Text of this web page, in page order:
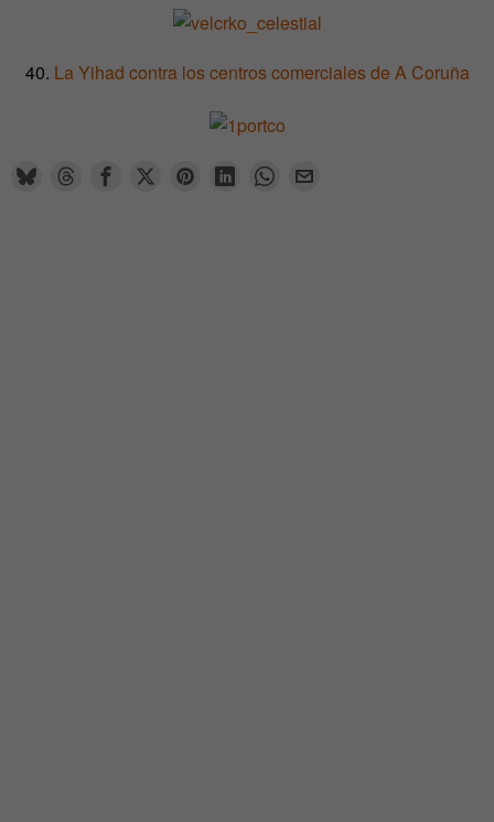
40. La Yihad contra los centros comerciales de A Coruña